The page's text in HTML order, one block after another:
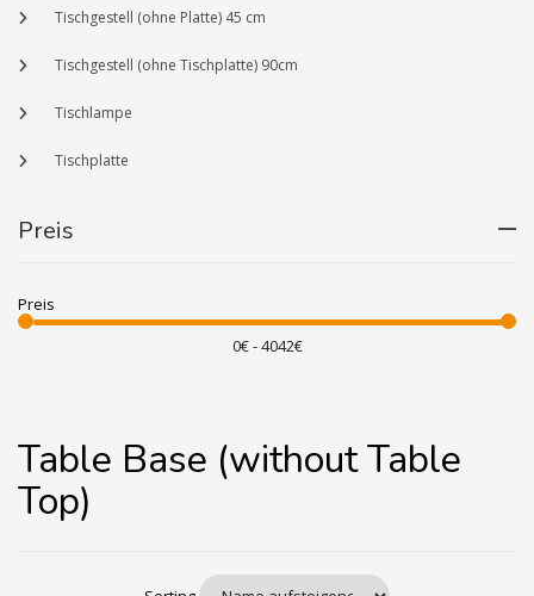
Tischgestell (ohne Platte) 45 cm
Tischgestell (ohne Tischplatte) 90cm
Tischlampe
Tischplatte
Preis
Preis
Table Base (without Table
Top)